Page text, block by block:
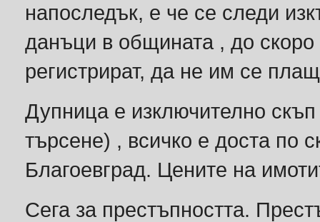
напоследък, е че се следи
данъци в общината , до
регистрират, да не им се
Дупница е изключително
търсене) , всичко е доста по
Благоевград. Цените на
Сега за престъпността.